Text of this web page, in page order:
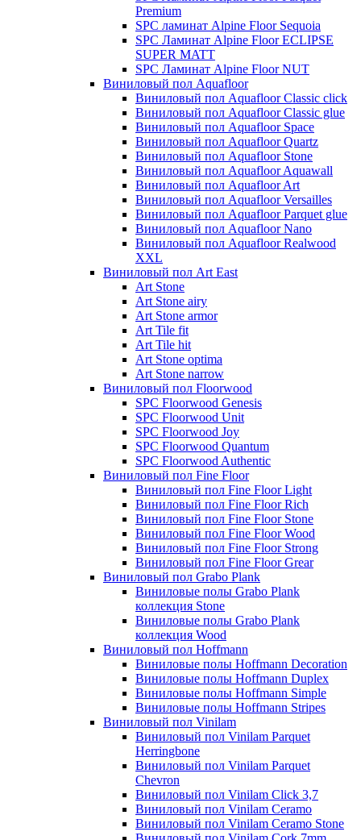
Premium
SPC ламинат Alpine Floor Sequoia
SPC Ламинат Alpine Floor ECLIPSE
SUPER MATT
SPC Ламинат Alpine Floor NUT
Виниловый пол Aquafloor
Виниловый пол Aquafloor Classic click
Виниловый пол Aquafloor Classic glue
Виниловый пол Aquafloor Space
Виниловый пол Aquafloor Quartz
Виниловый пол Aquafloor Stone
Виниловый пол Aquafloor Aquawall
Виниловый пол Aquafloor Art
Виниловый пол Aquafloor Versailles
Виниловый пол Aquafloor Parquet glue
Виниловый пол Aquafloor Nano
Виниловый пол Aquafloor Realwood
XXL
Виниловый пол Art East
Art Stone
Art Stone airy
Art Stone armor
Art Tile fit
Art Tile hit
Art Stone optima
Art Stone narrow
Виниловый пол Floorwood
SPC Floorwood Genesis
SPC Floorwood Unit
SPC Floorwood Joy
SPC Floorwood Quantum
SPC Floorwood Authentic
Виниловый пол Fine Floor
Виниловый пол Fine Floor Light
Виниловый пол Fine Floor Rich
Виниловый пол Fine Floor Stone
Виниловый пол Fine Floor Wood
Виниловый пол Fine Floor Strong
Виниловый пол Fine Floor Grear
Виниловый пол Grabo Plank
Виниловые полы Grabo Plank
коллекция Stone
Виниловые полы Grabo Plank
коллекция Wood
Виниловый пол Hoffmann
Виниловые полы Hoffmann Decoration
Виниловые полы Hoffmann Duplex
Виниловые полы Hoffmann Simple
Виниловые полы Hoffmann Stripes
Виниловый пол Vinilam
Виниловый пол Vinilam Parquet
Herringbone
Виниловый пол Vinilam Parquet
Chevron
Виниловый пол Vinilam Click 3,7
Виниловый пол Vinilam Ceramo
Виниловый пол Vinilam Ceramo Stone